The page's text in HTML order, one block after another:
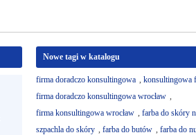
Nowe tagi w katalogu
firma doradczo konsultingowa , konsultingowa
firma doradczo konsultingowa wrocław ,
firma konsultingowa wrocław , farba do skóry
szpachla do skóry , farba do butów , farba do